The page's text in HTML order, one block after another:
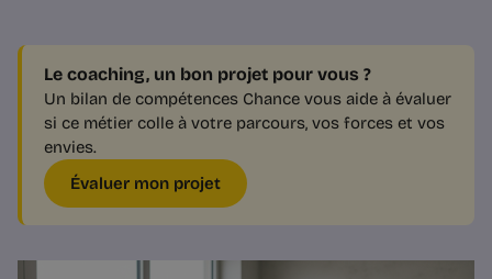
Le coaching, un bon projet pour vous ?
Un bilan de compétences Chance vous aide à évaluer
si ce métier colle à votre parcours, vos forces et vos
envies.
Évaluer mon projet